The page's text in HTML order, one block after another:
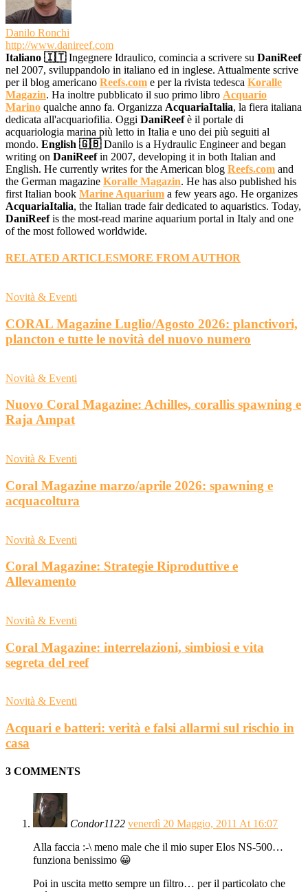
Danilo Ronchi
http://www.danireef.com
Italiano 🇮🇹Ingegnere Idraulico, comincia a scrivere su DaniReef
nel 2007, sviluppandolo in italiano ed in inglese. Attualmente scrive
per il blog americano Reefs.com e per la rivista tedesca Koralle
Magazin. Ha inoltre pubblicato il suo primo libro Acquario
Marino qualche anno fa. Organizza AcquariaItalia, la fiera italiana
dedicata all'acquariofilia. Oggi DaniReefè il portale di
acquariologia marina più letto in Italia e uno dei più seguiti al
mondo. English 🇬🇧Danilo is a Hydraulic Engineer and began
writing on DaniReefin 2007, developing it in both Italian and
English. He currently writes for the American blog Reefs.com and
the German magazine Koralle Magazin. He has also published his
first Italian book Marine Aquarium a few years ago. He organizes
AcquariaItalia, the Italian trade fair dedicated to aquaristics. Today,
DaniReefis the most-read marine aquarium portal in Italy and one
of the most followed worldwide.
RELATED ARTICLESMORE FROM AUTHOR
Novità & Eventi
CORAL Magazine Luglio/Agosto 2026: planctivori,
plancton e tutte le novità del nuovo numero
Novità & Eventi
Nuovo Coral Magazine: Achilles, corallis spawning e
Raja Ampat
Novità & Eventi
Coral Magazine marzo/aprile 2026: spawning e
acquacoltura
Novità & Eventi
Coral Magazine: Strategie Riproduttive e
Allevamento
Novità & Eventi
Coral Magazine: interrelazioni, simbiosi e vita
segreta del reef
Novità & Eventi
Acquari e batteri: verità e falsi allarmi sul rischio in
casa
3 COMMENTS
Condor1122 venerdì 20 Maggio, 2011 At 16:07
Alla faccia :-\ meno male che il mio super Elos NS-500…
funziona benissimo 😀
Poi in uscita metto sempre un filtro… per il particolato che